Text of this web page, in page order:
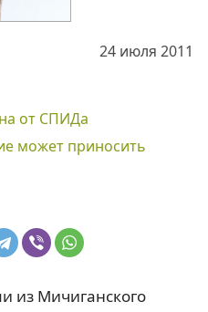
24 июля 2011
от СПИДа
может приносить
из Мичиганского